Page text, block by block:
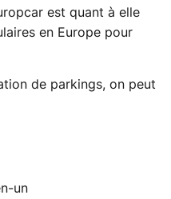
est quant à elle
en Europe pour
de parkings, on peut
un